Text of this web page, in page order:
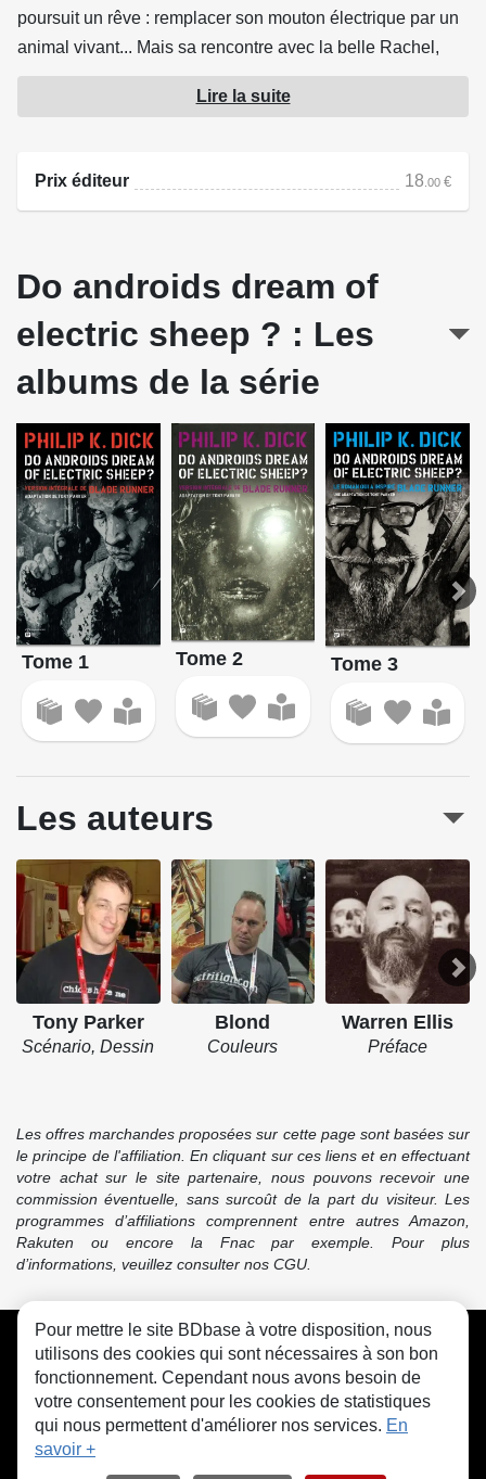
poursuit un rêve : remplacer son mouton électrique par un
animal vivant... Mais sa rencontre avec la belle Rachel,
une androïde Nexus-6 à l'intelligence supérieure,
bouscule ses convictions, et va le conduire à s'interroger
Lire la suite
Prix éditeur 18 .00 €
Do androids dream of
electric sheep ? : Les
albums de la série
Tome 1 Tome 2 Tome 3
Les auteurs
Tony Parker
Scénario, Dessin
Blond
Couleurs
Warren Ellis
Préface
Les offres marchandes proposées sur cette page sont basées sur
le principe de l'affiliation. En cliquant sur ces liens et en effectuant
votre achat sur le site partenaire, nous pouvons recevoir une
commission éventuelle, sans surcoût de la part du visiteur. Les
programmes d’affiliations comprennent entre autres Amazon,
Rakuten ou encore la Fnac par exemple. Pour plus
d’informations, veuillez consulter nos CGU.
CGU FAQ Contact Cookies
Pour mettre le site BDbase à votre disposition, nous
utilisons des cookies qui sont nécessaires à son bon
fonctionnement. Cependant nous avons besoin de
votre consentement pour les cookies de statistiques
qui nous permettent d'améliorer nos services. En
savoir +